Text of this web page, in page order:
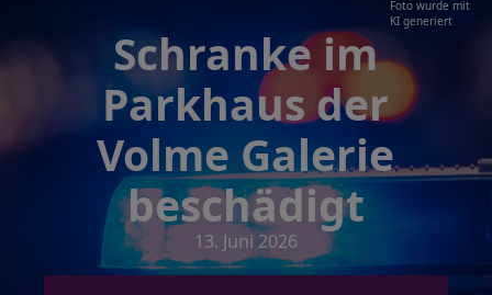
Foto wurde mit
KI generiert
Schranke im
Parkhaus der
Volme Galerie
beschädigt
13. Juni 2026